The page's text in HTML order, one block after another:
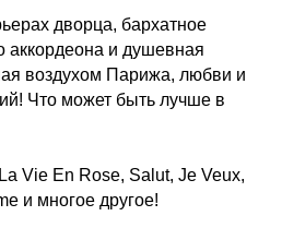
дворца, бархатное
аккордеона и душевная
воздухом Парижа, любви и
Что может быть лучше в
Vie En Rose, Salut, Je Veux,
и многое другое!